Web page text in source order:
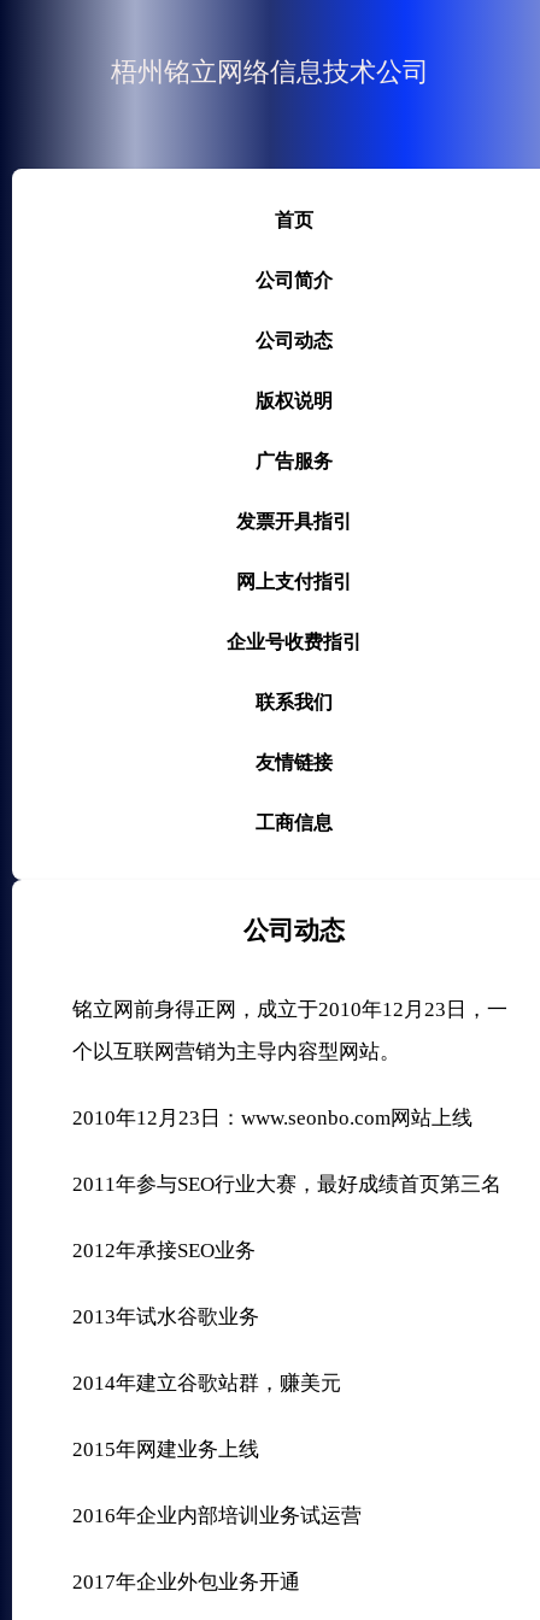
梧州铭立网络信息技术公司
首页
公司简介
公司动态
版权说明
广告服务
发票开具指引
网上支付指引
企业号收费指引
联系我们
友情链接
工商信息
公司动态
铭立网前身得正网，成立于2010年12月23日，一
个以互联网营销为主导内容型网站。
2010年12月23日：www.seonbo.com网站上线
2011年参与SEO行业大赛，最好成绩首页第三名
2012年承接SEO业务
2013年试水谷歌业务
2014年建立谷歌站群，赚美元
2015年网建业务上线
2016年企业内部培训业务试运营
2017年企业外包业务开通